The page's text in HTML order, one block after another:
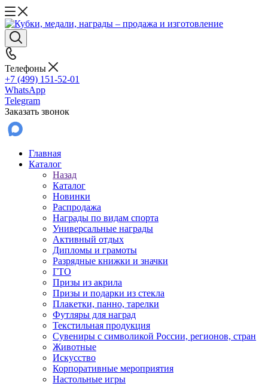
Телефоны
+7 (499) 151-52-01
WhatsApp
Telegram
Заказать звонок
Главная
Каталог
Назад
Каталог
Новинки
Распродажа
Награды по видам спорта
Универсальные награды
Активный отдых
Дипломы и грамоты
Разрядные книжки и значки
ГТО
Призы из акрила
Призы и подарки из стекла
Плакетки, панно, тарелки
Футляры для наград
Текстильная продукция
Сувениры с символикой России, регионов, стран
Животные
Искусство
Корпоративные мероприятия
Настольные игры